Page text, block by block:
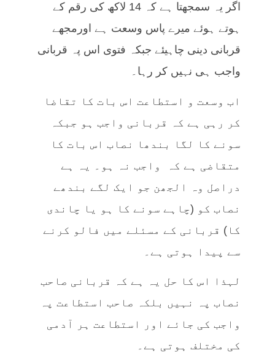
اگر یہ سمجھتا ہے کہ 14 لاکھ کی رقم کے
ہوتے ہوئے میرے پاس وسعت ہے اورمجھے
قربانی دینی چاہیئے جبکہ فتوی اس پہ قربانی
واجب ہی نہیں کر رہا۔
اب وسعت و استطاعت اس بات کا تقاضا
کر رہی ہے کہ قربانی واجب ہو جبکہ
سونے کا لگا بندھا نصاب اس بات کا
متقاضی ہے کہ واجب نہ ہو۔ یہ ہے
دراصل وہ الجھن جو ایک لگے بندھے
نصاب کو (چاہے سونے کا ہو یا چاندی
کا) قربانی کے مسئلے میں فالو کرنے
سے پیدا ہوتی ہے۔
لہذا اس کا حل یہ ہے کہ قربانی صاحب
نصاب پہ نہیں بلکہ صاحب استطاعت پہ
واجب کی جائے اور استطاعت ہر آدمی
کی مختلف ہوتی ہے۔